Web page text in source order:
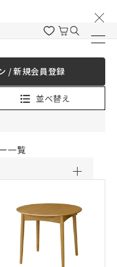
と停止について
/ 新規会員登録
一覧
雑貨
並べ替え